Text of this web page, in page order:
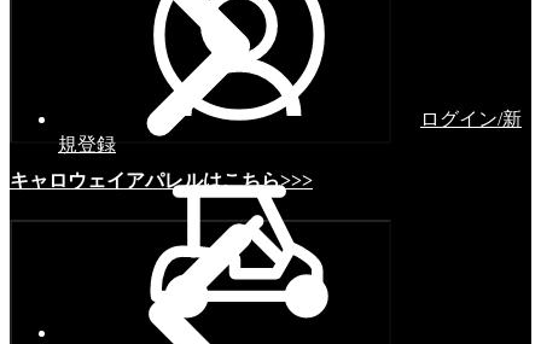
キャロウェイアパレルはこちら>>>
ログイン/新
規登録